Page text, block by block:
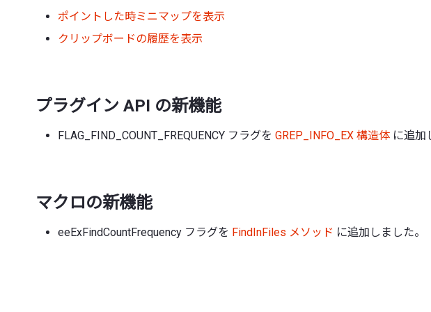
ポイントした時ミニマップを表示
クリップボードの履歴を表示
プラグイン API の新機能
FLAG_FIND_COUNT_FREQUENCY フラグを GREP_INFO_EX 構造体 に追加
マクロの新機能
eeExFindCountFrequency フラグを FindInFiles メソッド に追加しました。